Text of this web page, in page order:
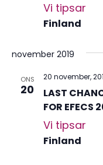
Vi tipsar
Finland
november 2019
ONS
20
20 november,
LAST
FOR EFECS
Vi tipsar
Finland